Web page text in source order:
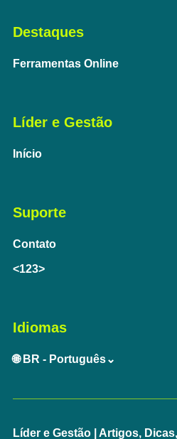
Destaques
Ferramentas Online
Líder e Gestão
Início
Suporte
Contato
<123>
Idiomas
🌐 BR - Português⌄
Líder e Gestão | Artigos,